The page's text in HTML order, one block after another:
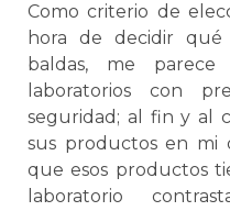
Como criterio de
hora de decidir
baldas, me parece
laboratorios con
seguridad; al fin y al
sus productos en mi
que esos productos
laboratorio